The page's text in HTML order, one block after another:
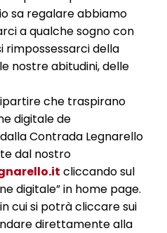
sa regalare abbiamo
a qualche sogno con
rimpossessarci della
nostre abitudini, delle
che traspirano
digitale de
dalla Contrada Legnarello
dal nostro
cliccando sul
digitale” in home page.
cui si potrà cliccare sui
direttamente alla